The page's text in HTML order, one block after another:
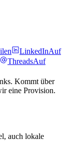
LinkedInAuf
ThreadsAuf
Kommt über
eine Provision.
auch lokale